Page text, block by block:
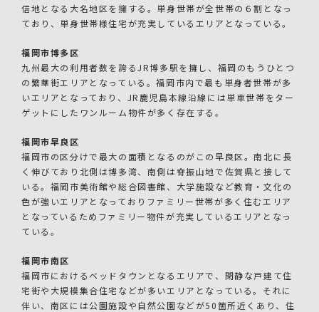
信地となる大名地区を擁する。単身世帯が全世帯の６割となっ
ており、単身世帯様住宅が充実しているエリアとなっている。
福岡市博多区
九州最大の利用者数を誇るJR博多駅を擁し、福岡のもうひとつ
の繁華街エリアとなっている。福岡市内で最も単身者世帯が多
いエリアとなっており、JR鹿児島本線沿線には単車世帯をター
ゲットにしたワンルーム物件が多く存在する。
福岡市早良区
福岡市の区分けで最大の面積となるのがこの早良区。南北に長
く伸びており北側は博多湾、南側は脊振山地で佐賀県と接して
いる。福岡市美術館や総合図書館、大学施設など教育・文化の
色が強いエリアとなっておりファミリー世帯が多く住むエリア
となっているためファミリー物件が充実しているエリアとなっ
ている。
福岡市南区
福岡市におけるベッドタウンとなるエリアで、閑静な戸建て住
宅街や大規模集合住宅などが多いエリアとなっている。それに
伴い、南区には公園施設や自然公園などが50箇所近くあり、住